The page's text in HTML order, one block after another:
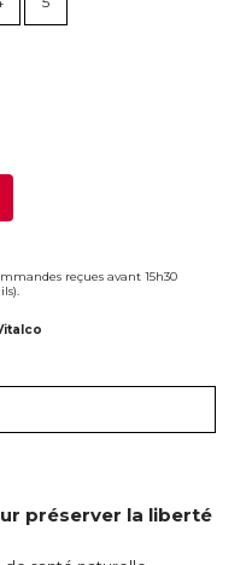
reçues avant 15h30
).
préserver la liberté